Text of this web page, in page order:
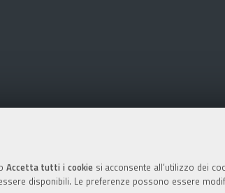
Accetta tutti i cookiesi acconsente all’utilizzo dei
disponibili. Le preferenze possono essere